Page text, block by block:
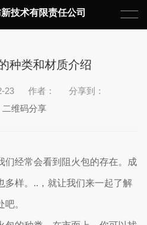
技术有限责任公司
种类和材质介绍
23 作者：
分享到：
二维码分享
们经常会看到阻火包的存在。成
多样。..，就让我们来一起了解
。